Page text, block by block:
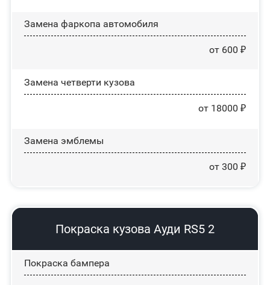
Замена фаркопа автомобиля
от 600 ₽
Замена четверти кузова
от 18000 ₽
Замена эмблемы
от 300 ₽
Покраска кузова Ауди RS5 2
Покраска бампера